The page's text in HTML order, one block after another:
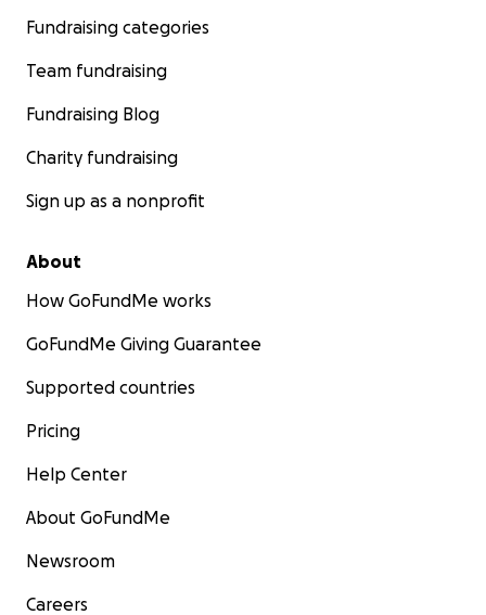
Fundraising categories
Team fundraising
Fundraising Blog
Charity fundraising
Sign up as a nonprofit
About
How GoFundMe works
GoFundMe Giving Guarantee
Supported countries
Pricing
Help Center
About GoFundMe
Newsroom
Careers